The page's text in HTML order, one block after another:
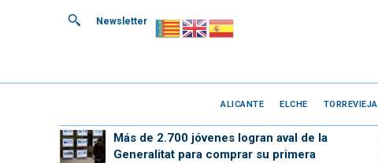
Newsletter
ALICANTE ELCHE TORREVIEJA
Más de 2.700 jóvenes logran aval de la
Generalitat para comprar su primera